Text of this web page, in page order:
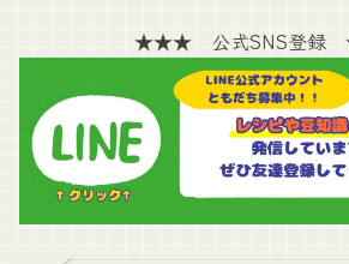
★★★ 公式SNS登